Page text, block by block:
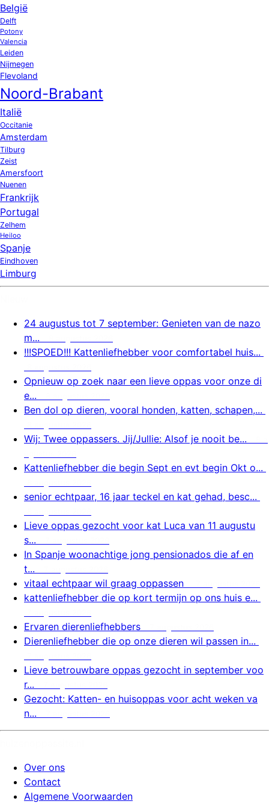
België
Delft
Potony
Valencia
Leiden
Nijmegen
Flevoland
Noord-Brabant
Italië
Occitanie
Amsterdam
Tilburg
Zeist
Amersfoort
Nuenen
Frankrijk
Portugal
Zelhem
Heiloo
Spanje
Eindhoven
Limburg
24 augustus tot 7 september: Genieten van de nazo
m...
!!!SPOED!!! Kattenliefhebber voor comfortabel huis...
Opnieuw op zoek naar een lieve oppas voor onze di
e...
Ben dol op dieren, vooral honden, katten, schapen,...
Wij: Twee oppassers. Jij/Jullie: Alsof je nooit be...
Kattenliefhebber die begin Sept en evt begin Okt o...
senior echtpaar, 16 jaar teckel en kat gehad, besc...
Lieve oppas gezocht voor kat Luca van 11 augustu
s...
In Spanje woonachtige jong pensionados die af en
t...
vitaal echtpaar wil graag oppassen
kattenliefhebber die op kort termijn op ons huis e...
Ervaren dierenliefhebbers
Dierenliefhebber die op onze dieren wil passen in...
Lieve betrouwbare oppas gezocht in september voo
r...
Gezocht: Katten- en huisoppas voor acht weken va
n...
Over ons
Contact
Algemene Voorwaarden